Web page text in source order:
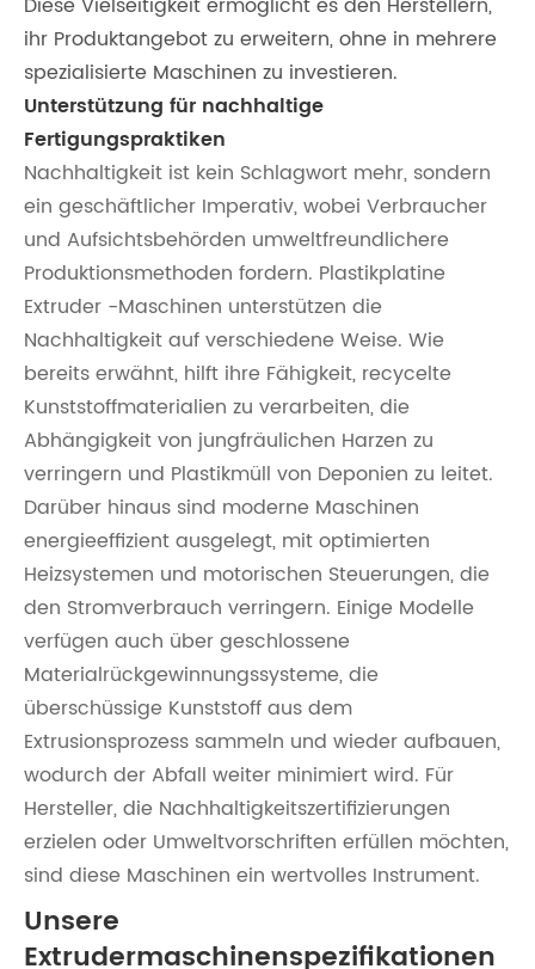
Diese Vielseitigkeit ermöglicht es den Herstellern,
ihr Produktangebot zu erweitern, ohne in mehrere
spezialisierte Maschinen zu investieren.
Unterstützung für nachhaltige
Fertigungspraktiken
Nachhaltigkeit ist kein Schlagwort mehr, sondern
ein geschäftlicher Imperativ, wobei Verbraucher
und Aufsichtsbehörden umweltfreundlichere
Produktionsmethoden fordern. Plastikplatine
Extruder -Maschinen unterstützen die
Nachhaltigkeit auf verschiedene Weise. Wie
bereits erwähnt, hilft ihre Fähigkeit, recycelte
Kunststoffmaterialien zu verarbeiten, die
Abhängigkeit von jungfräulichen Harzen zu
verringern und Plastikmüll von Deponien zu leitet.
Darüber hinaus sind moderne Maschinen
energieeffizient ausgelegt, mit optimierten
Heizsystemen und motorischen Steuerungen, die
den Stromverbrauch verringern. Einige Modelle
verfügen auch über geschlossene
Materialrückgewinnungssysteme, die
überschüssige Kunststoff aus dem
Extrusionsprozess sammeln und wieder aufbauen,
wodurch der Abfall weiter minimiert wird. Für
Hersteller, die Nachhaltigkeitszertifizierungen
erzielen oder Umweltvorschriften erfüllen möchten,
sind diese Maschinen ein wertvolles Instrument.
Unsere
Extrudermaschinenspezifikationen